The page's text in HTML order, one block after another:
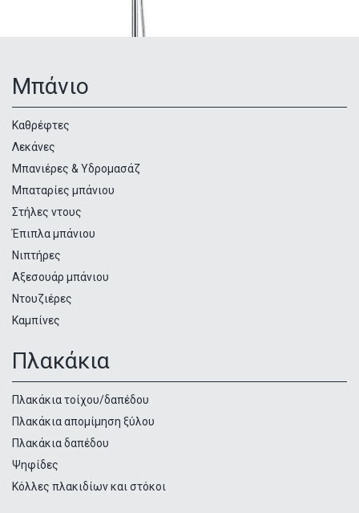
Κατηγορίες
προϊόντων
Μπάνιο
Καθρέφτες
Λεκάνες
Μπανιέρες & Υδρομασάζ
Μπαταρίες μπάνιου
Στήλες ντους
Έπιπλα μπάνιου
Νιπτήρες
Αξεσουάρ μπάνιου
Ντουζιέρες
Καμπίνες
Πλακάκια
Πλακάκια τοίχου/δαπέδου
Πλακάκια απομίμηση ξύλου
Πλακάκια δαπέδου
Ψηφίδες
Κόλλες πλακιδίων και στόκοι